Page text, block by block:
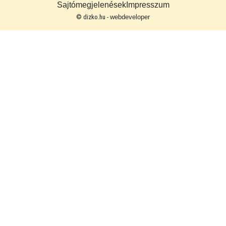
SajtómegjelenésekImpresszum
© dizko.hu - webdeveloper